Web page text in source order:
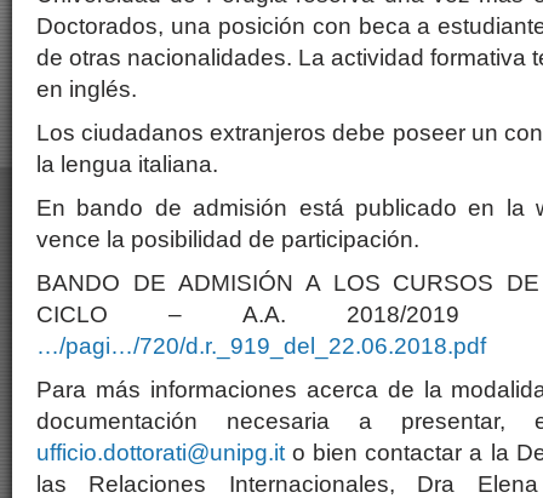
Doctorados, una posición con beca a
de otras nacionalidades. La actividad formativa
en inglés.
Los ciudadanos extranjeros debe poseer un
la lengua italiana.
En bando de admisión está publicado en la
vence la posibilidad de participación.
BANDO DE ADMISIÓN A LOS CURSOS
CICLO – A.A. 2018/
…/pagi…/720/d.r._919_del_22.06.2018.pdf
Para más informaciones acerca de la
documentación necesaria a
ufficio.dottorati@unipg.it o bien contactar a la
las Relaciones Internacionales, Dra